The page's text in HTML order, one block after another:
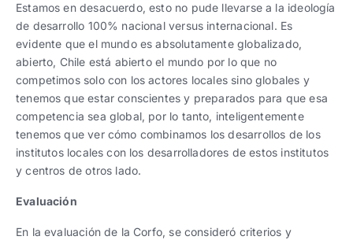
Estamos en desacuerdo, esto no pude llevarse a la ideología
de desarrollo 100% nacional versus internacional. Es
evidente que el mundo es absolutamente globalizado,
abierto, Chile está abierto el mundo por lo que no
competimos solo con los actores locales sino globales y
tenemos que estar conscientes y preparados para que esa
competencia sea global, por lo tanto, inteligentemente
tenemos que ver cómo combinamos los desarrollos de los
institutos locales con los desarrolladores de estos institutos
y centros de otros lado.
Evaluación
En la evaluación de la Corfo, se consideró criterios y